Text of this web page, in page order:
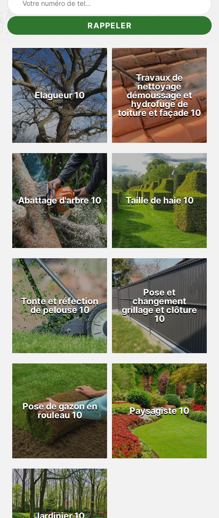
Elagueur 10
Travaux de
nettoyage
démoussage et
hydrofuge de
toiture et façade 10
Abattage d'arbre 10 Taille de haie 10
Tonte et réfection
de pelouse 10
Pose et
changement
grillage et clôture
10
Pose de gazon en
rouleau 10
Paysagiste 10
Jardinier 10